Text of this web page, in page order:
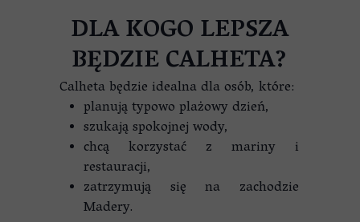
DLA KOGO LEPSZA
BĘDZIE CALHETA?
Calheta będzie idealna dla osób, które:
planują typowo plażowy dzień,
szukają spokojnej wody,
chcą korzystać z mariny i
restauracji,
zatrzymują się na zachodzie
Madery.